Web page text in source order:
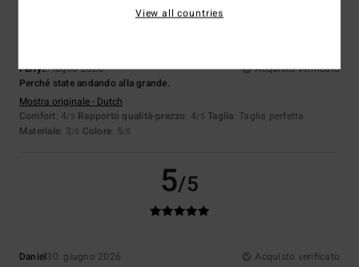
Ferry2. luglio 2026
Acquisto verificato
Perché state andando alla grande.
Mostra originale - Dutch
Comfort: 4/5 Rapporto qualità-prezzo: 4/5 Taglia: Taglia perfetta
Materiale: 3/5 Colore: 5/5
5/5
Daniel30. giugno 2026
Acquisto verificato
View all countries